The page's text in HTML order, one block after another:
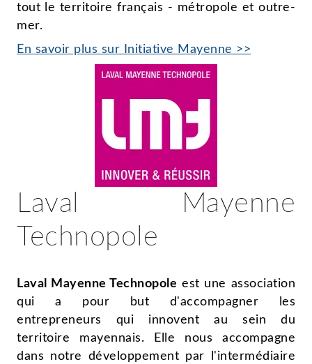
tout le territoire français - métropole et outre-
mer.
En savoir plus sur Initiative Mayenne >>
Laval Mayenne
Technopole
Laval Mayenne Technopole est une association
qui a pour but d'accompagner les
entrepreneurs qui innovent au sein du
territoire mayennais. Elle nous accompagne
dans notre développement par l'intermédiaire